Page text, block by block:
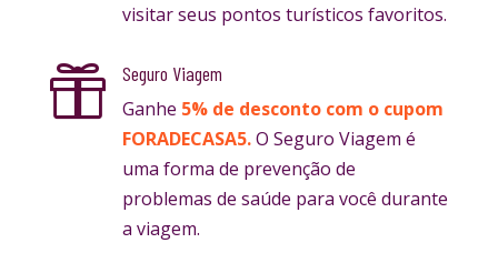
visitar seus pontos turísticos favoritos.

Seguro Viagem
Ganhe 5% de desconto com o cupom
FORADECASA5.O Seguro Viagem é
uma forma de prevenção de
problemas de saúde para você durante
a viagem.